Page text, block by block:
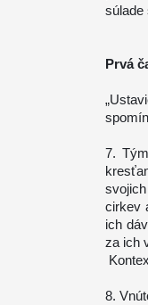
súlade
Prvá
7.
cirkev
ich
za ich
8.